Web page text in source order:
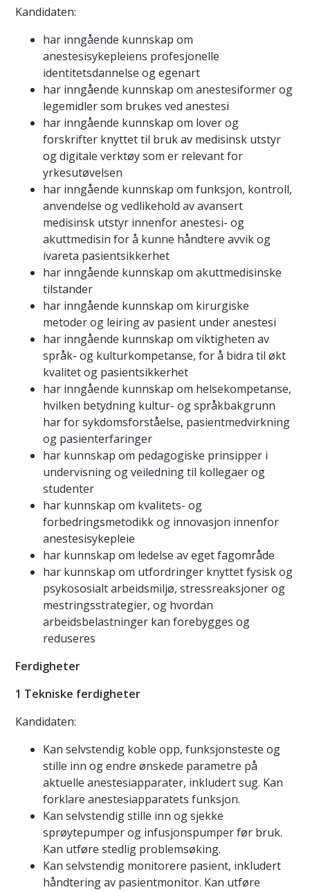
Kandidaten:
har inngående kunnskap om
anestesisykepleiens profesjonelle
identitetsdannelse og egenart
har inngående kunnskap om anestesiformer og
legemidler som brukes ved anestesi
har inngående kunnskap om lover og
forskrifter knyttet til bruk av medisinsk utstyr
og digitale verktøy som er relevant for
yrkesutøvelsen
har inngående kunnskap om funksjon, kontroll,
anvendelse og vedlikehold av avansert
medisinsk utstyr innenfor anestesi- og
akuttmedisin for å kunne håndtere avvik og
ivareta pasientsikkerhet
har inngående kunnskap om akuttmedisinske
tilstander
har inngående kunnskap om kirurgiske
metoder og leiring av pasient under anestesi
har inngående kunnskap om viktigheten av
språk- og kulturkompetanse, for å bidra til økt
kvalitet og pasientsikkerhet
har inngående kunnskap om helsekompetanse,
hvilken betydning kultur- og språkbakgrunn
har for sykdomsforståelse, pasientmedvirkning
og pasienterfaringer
har kunnskap om pedagogiske prinsipper i
undervisning og veiledning til kollegaer og
studenter
har kunnskap om kvalitets- og
forbedringsmetodikk og innovasjon innenfor
anestesisykepleie
har kunnskap om ledelse av eget fagområde
har kunnskap om utfordringer knyttet fysisk og
psykososialt arbeidsmiljø, stressreaksjoner og
mestringsstrategier, og hvordan
arbeidsbelastninger kan forebygges og
reduseres
Ferdigheter
1 Tekniske ferdigheter
Kandidaten:
Kan selvstendig koble opp, funksjonsteste og
stille inn og endre ønskede parametre på
aktuelle anestesiapparater, inkludert sug. Kan
forklare anestesiapparatets funksjon.
Kan selvstendig stille inn og sjekke
sprøytepumper og infusjonspumper før bruk.
Kan utføre stedlig problemsøking.
Kan selvstendig monitorere pasient, inkludert
håndtering av pasientmonitor. Kan utføre